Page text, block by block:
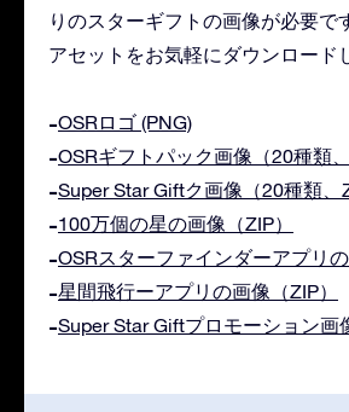
りのスターギフトの画像が必要で
アセットをお気軽にダウンロード
OSRロゴ (PNG)
OSRギフトパック画像（20種類、
Super Star Giftク画像（20種類、
100万個の星の画像（ZIP）
OSRスターファインダーアプリの
星間飛行ーアプリの画像（ZIP）
Super Star Giftプロモーション画